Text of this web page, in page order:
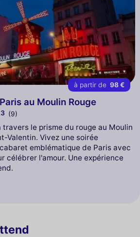
à partir de 98 €
au Moulin Rouge
(9)
travers le prisme du rouge au Moulin
Valentin. Vivez une soirée
emblématique de Paris avec
célébrer l'amour. Une expérience